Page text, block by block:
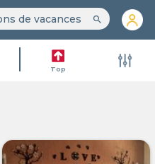
search
Top